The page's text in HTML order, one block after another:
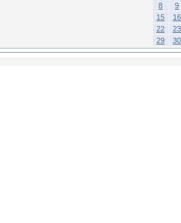
8
9
15
16
22
23
29
30